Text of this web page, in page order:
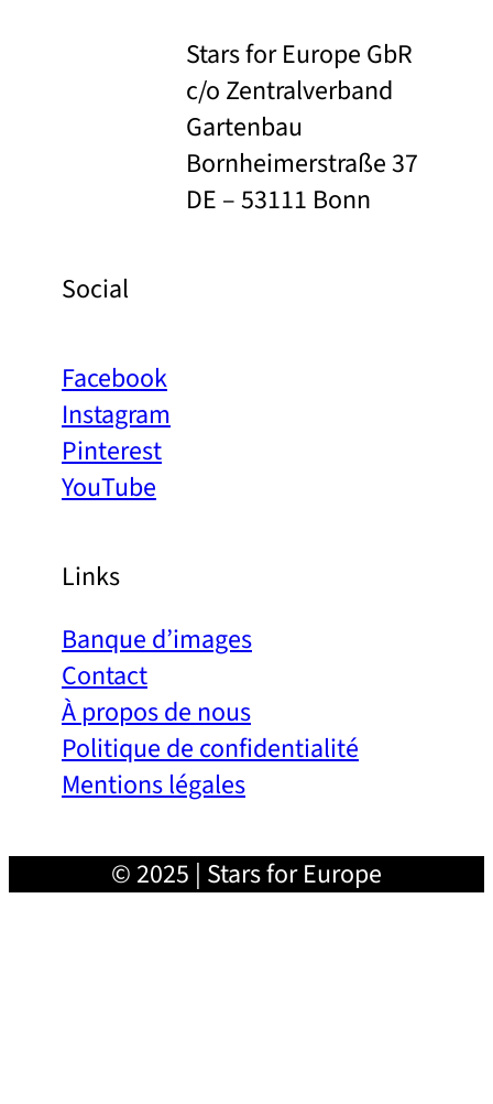
Stars for Europe GbR
c/o Zentralverband
Gartenbau
Bornheimerstraße 37
DE – 53111 Bonn
Social
Facebook
Instagram
Pinterest
YouTube
Links
Banque d’images
Contact
À propos de nous
Politique de confidentialité
Mentions légales
© 2025 | Stars for Europe